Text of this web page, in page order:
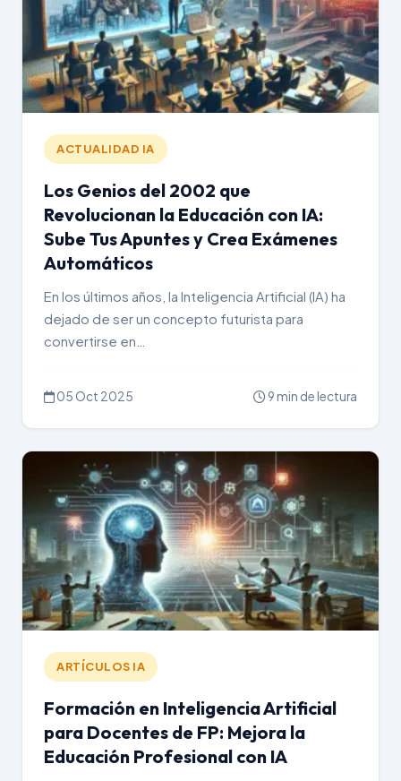
ACTUALIDAD IA
Los Genios del 2002 que
Revolucionan la Educación con IA:
Sube Tus Apuntes y Crea Exámenes
Automáticos
En los últimos años, la Inteligencia Artificial (IA) ha
dejado de ser un concepto futurista para
convertirse en…
05 Oct 2025 9 min de lectura
ARTÍCULOS IA
Formación en Inteligencia Artificial
para Docentes de FP: Mejora la
Educación Profesional con IA